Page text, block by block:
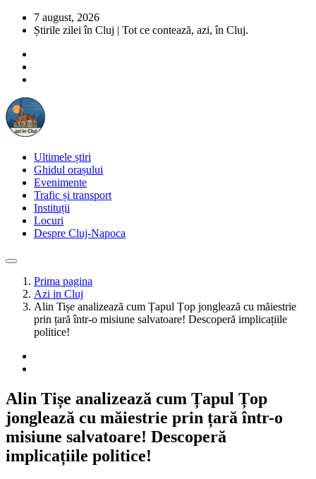
7 august, 2026
Știrile zilei în Cluj | Tot ce contează, azi, în Cluj.
Ultimele știri
Ghidul orașului
Evenimente
Trafic și transport
Instituții
Locuri
Despre Cluj-Napoca
Prima pagina
Azi in Cluj
Alin Tișe analizează cum Țapul Țop jonglează cu măiestrie
prin țară într-o misiune salvatoare! Descoperă implicațiile
politice!
Alin Tișe analizează cum Țapul Țop
jonglează cu măiestrie prin țară într-o
misiune salvatoare! Descoperă
implicațiile politice!